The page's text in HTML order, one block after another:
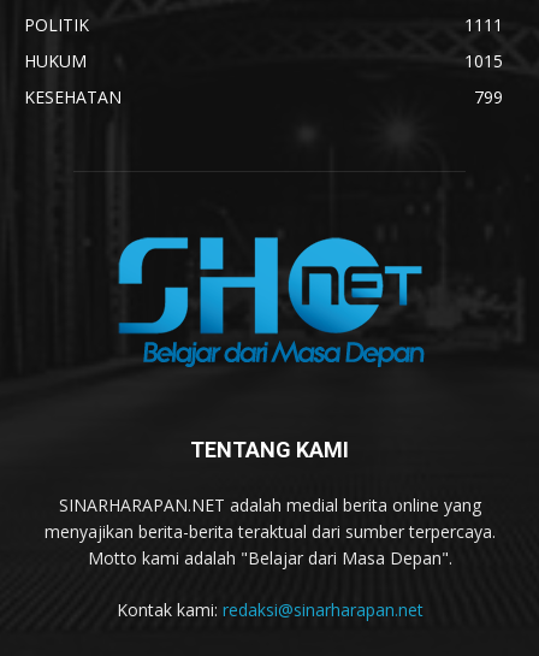
POLITIK
1111
HUKUM
1015
KESEHATAN
799
TENTANG KAMI
SINARHARAPAN.NET adalah medial berita online yang
menyajikan berita-berita teraktual dari sumber terpercaya.
Motto kami adalah "Belajar dari Masa Depan".
Kontak kami: redaksi@sinarharapan.net